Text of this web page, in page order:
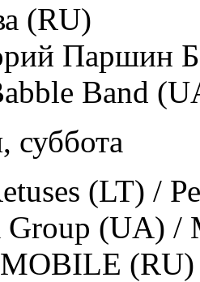
(RU)
Паршин
Band
суббота
(LT) /
Group (UA) /